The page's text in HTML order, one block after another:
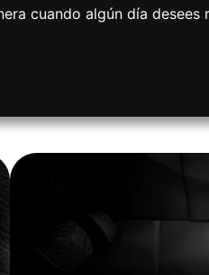
cuando algún día desees